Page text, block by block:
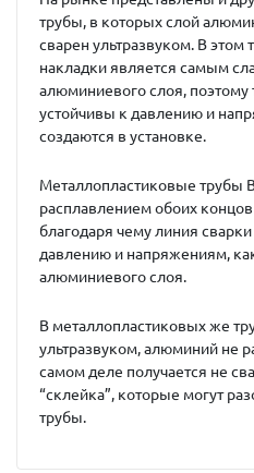
трубы, в которых слой
сварен ультразвуком. В этом
накладки является самым
алюминиевого слоя, поэтому
устойчивы к давлению и
создаются в установке.
Металлопластиковые трубы
расплавлением обоих
благодаря чему линия
давлению и напряжениям,
алюминиевого слоя.
В металлопластиковых же
ультразвуком, алюминий не
самом деле получается не
“склейка”, которые могут
трубы.